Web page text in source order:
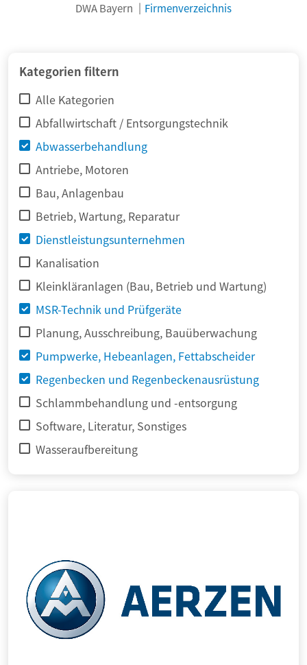
DWA Bayern Firmenverzeichnis
Kategorien filtern
Alle Kategorien
Abfallwirtschaft / Entsorgungstechnik
Abwasserbehandlung
Antriebe, Motoren
Bau, Anlagenbau
Betrieb, Wartung, Reparatur
Dienstleistungsunternehmen
Kanalisation
Kleinkläranlagen (Bau, Betrieb und Wartung)
MSR-Technik und Prüfgeräte
Planung, Ausschreibung, Bauüberwachung
Pumpwerke, Hebeanlagen, Fettabscheider
Regenbecken und Regenbeckenausrüstung
Schlammbehandlung und -entsorgung
Software, Literatur, Sonstiges
Wasseraufbereitung